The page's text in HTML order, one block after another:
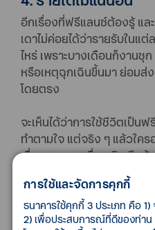
อีกเรื่องที่ฟรีแลนซ์ต้องรู้ แล
เดาไม่ค่อยได้ว่ารายรับในแต่
ไหร่ เพราะบางเดือนก็งาน
หรือเหตุฉุกเฉินขึ้นมา ย่อมส่
โดยตรง
จะเห็นได้ว่าการใช้ชีวิตเป็น
ทำตามใจ แต่จริง ๆ แล้วใค
เรื่องงาน และเรื่องเงิน จึง
วางแผนการเงิน แล
เพื่อชีวิตที่อิสระและมั่
การใช้และจัดการคุกกี้
ธนาคารใช้คุกกี้ 3 ประเภท คือ
2) เพื่อประสบการณ์ที่ดีของท่าน